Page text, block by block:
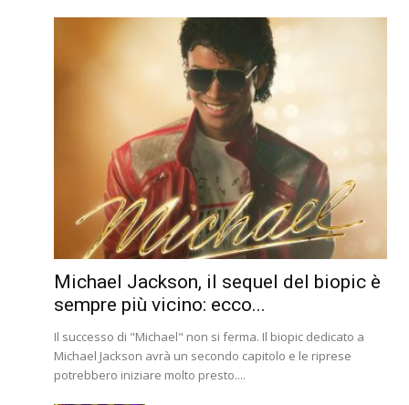
Michael Jackson, il sequel del biopic è
sempre più vicino: ecco...
Il successo di "Michael" non si ferma. Il biopic dedicato a
Michael Jackson avrà un secondo capitolo e le riprese
potrebbero iniziare molto presto....